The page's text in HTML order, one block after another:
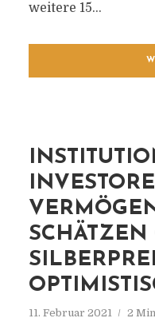
weitere 15...
11. Februar 2021 2